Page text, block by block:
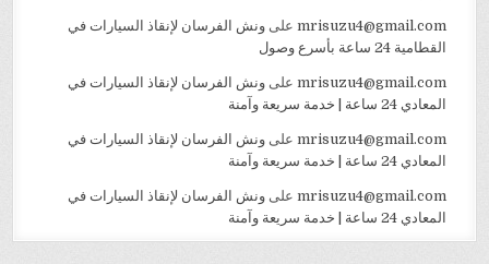
mrisuzu4@gmail.comعلى ونش الفرسان لإنقاذ السيارات في
القطامية 24 ساعة بأسرع وصول
mrisuzu4@gmail.comعلى ونش الفرسان لإنقاذ السيارات في
المعادي 24 ساعة | خدمة سريعة وآمنة
mrisuzu4@gmail.comعلى ونش الفرسان لإنقاذ السيارات في
المعادي 24 ساعة | خدمة سريعة وآمنة
mrisuzu4@gmail.comعلى ونش الفرسان لإنقاذ السيارات في
المعادي 24 ساعة | خدمة سريعة وآمنة